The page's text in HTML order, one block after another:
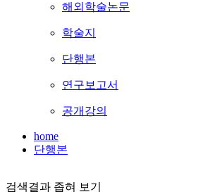
해외학술논문
학술지
단행본
연구보고서
공개강의
home
단행본
검색결과 좁혀 보기